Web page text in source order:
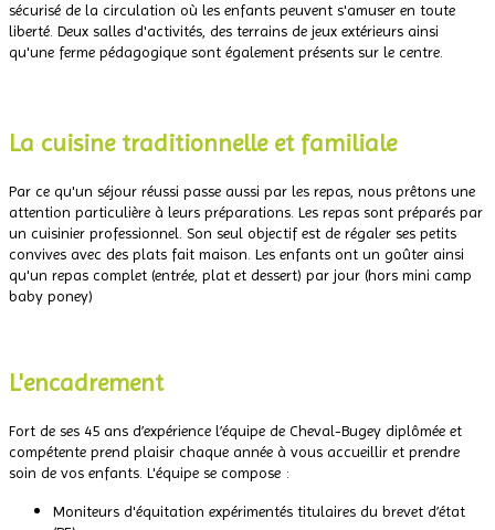
sécurisé de la circulation où les enfants peuvent s'amuser en toute
liberté. Deux salles d'activités, des terrains de jeux extérieurs ainsi
qu'une ferme pédagogique sont également présents sur le centre.
La cuisine traditionnelle et familiale
Par ce qu'un séjour réussi passe aussi par les repas, nous prêtons une
attention particulière à leurs préparations. Les repas sont préparés par
un cuisinier professionnel. Son seul objectif est de régaler ses petits
convives avec des plats fait maison. Les enfants ont un goûter ainsi
qu'un repas complet (entrée, plat et dessert) par jour (hors mini camp
baby poney)
L'encadrement
Fort de ses 45 ans d’expérience l’équipe de Cheval-Bugey diplômée et
compétente prend plaisir chaque année à vous accueillir et prendre
soin de vos enfants. L'équipe se compose :
Moniteurs d'équitation expérimentés titulaires du brevet d’état